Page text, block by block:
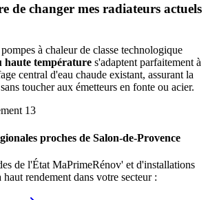
de changer mes radiateurs actuels
à chaleur de classe technologique
haute température s'adaptent parfaitement à
central d'eau chaude existant, assurant la
toucher aux émetteurs en fonte ou acier.
13
proches de Salon-de-Provence
de l'État MaPrimeRénov' et d'installations
rendement dans votre secteur :